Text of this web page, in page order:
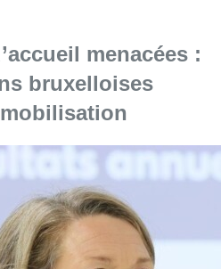
menacées :
bruxelloises